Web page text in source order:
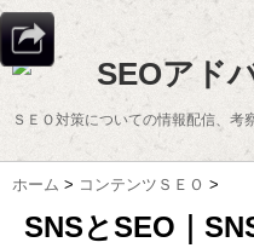
SEOアド
ＳＥＯ対策についての情報配信、考
ホーム > コンテンツＳＥＯ >
SNSとSEO｜